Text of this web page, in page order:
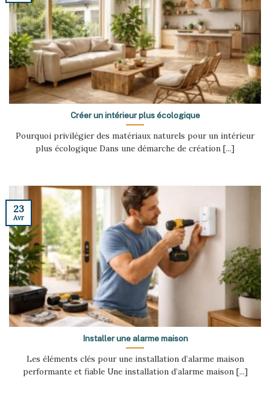
Créer un intérieur plus écologique
Pourquoi privilégier des matériaux naturels pour un intérieur
plus écologique Dans une démarche de création [...]
Installer une alarme maison
Les éléments clés pour une installation d’alarme maison
performante et fiable Une installation d’alarme maison [...]
23
Avr